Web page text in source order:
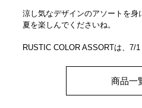
涼し気なデザインのアソートを身
夏を楽しんでくださいね。
RUSTIC COLOR ASSORTは、7/
商品一